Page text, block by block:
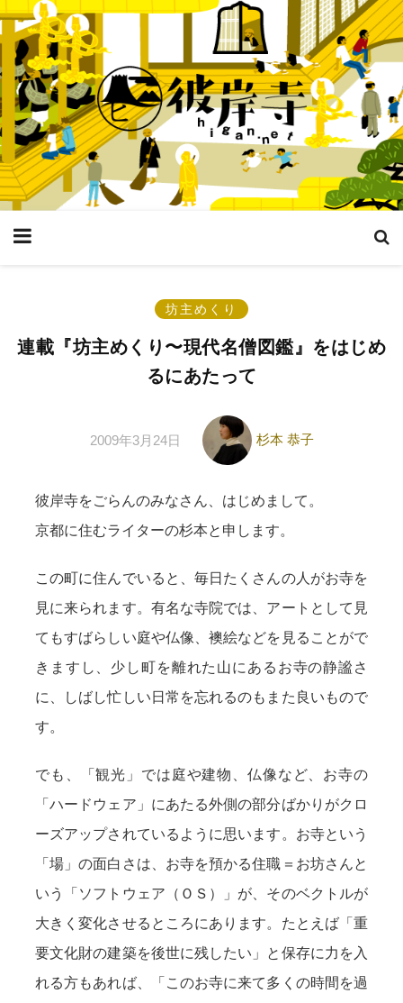
坊主めくり
連載『坊主めくり〜現代名僧図鑑』をはじめ
るにあたって
2009年3月24日 杉本 恭子
彼岸寺をごらんのみなさん、はじめまして。
京都に住むライターの杉本と申します。
この町に住んでいると、毎日たくさんの人がお寺を
見に来られます。有名な寺院では、アートとして見
てもすばらしい庭や仏像、襖絵などを見ることがで
きますし、少し町を離れた山にあるお寺の静謐さ
に、しばし忙しい日常を忘れるのもまた良いもので
す。
でも、「観光」では庭や建物、仏像など、お寺の
「ハードウェア」にあたる外側の部分ばかりがクロ
ーズアップされているように思います。お寺という
「場」の面白さは、お寺を預かる住職＝お坊さんと
いう「ソフトウェア（ＯＳ）」が、そのベクトルが
大きく変化させるところにあります。たとえば「重
要文化財の建築を後世に残したい」と保存に力を入
れる方もあれば、「このお寺に来て多くの時間を過